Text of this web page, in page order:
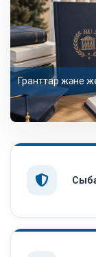
Гранттар және